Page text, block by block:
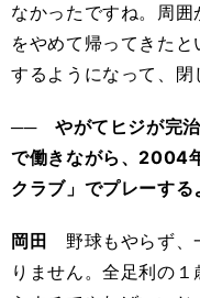
なかったですね。周
をやめて帰ってきた
するようになって、閉
── やがてヒジが完治
で働きながら、2004
クラブ」でプレーする
岡田
野球もやらず、
りません。全足利の